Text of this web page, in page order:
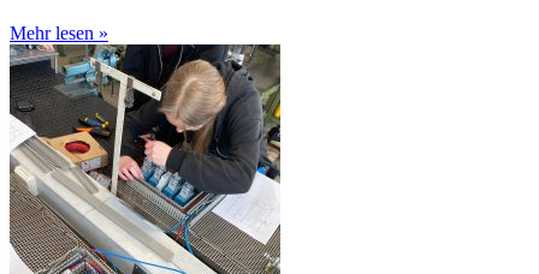
Mehr lesen »